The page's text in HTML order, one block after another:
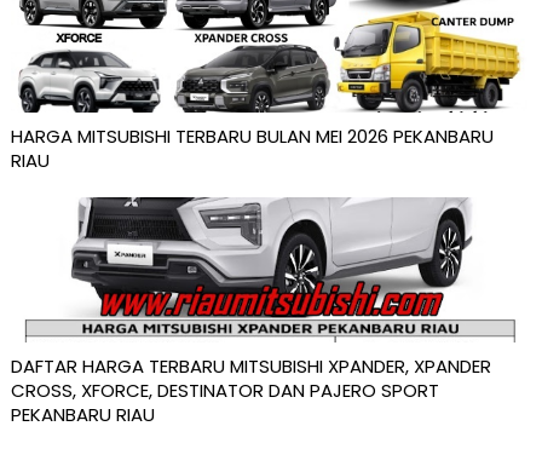
HARGA MITSUBISHI TERBARU BULAN MEI 2026 PEKANBARU
RIAU
DAFTAR HARGA TERBARU MITSUBISHI XPANDER, XPANDER
CROSS, XFORCE, DESTINATOR DAN PAJERO SPORT
PEKANBARU RIAU